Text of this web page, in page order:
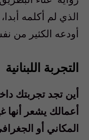
الذي لم أكلمه
أودعه الكثير من
التجربة اللبنانية
أين تجد تجربتك
أعمالك يشعر أنها
المكاني أو